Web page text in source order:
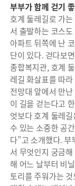
부부가 함께 걷기
호계 둘레길로 가
서 출발하는 코스
아파트 뒤쪽에 난
단이 있다. 걷다보
종합복지관, 호계
레길 화살표를 따
전망대 앞에서 만
이 길을 걷는다고
엇보다 호계 둘레
수 있는 소중한 공
다”고 소개했다.
서 무엇인지 궁금
해 어느 날부터 비
토리를 주워가는